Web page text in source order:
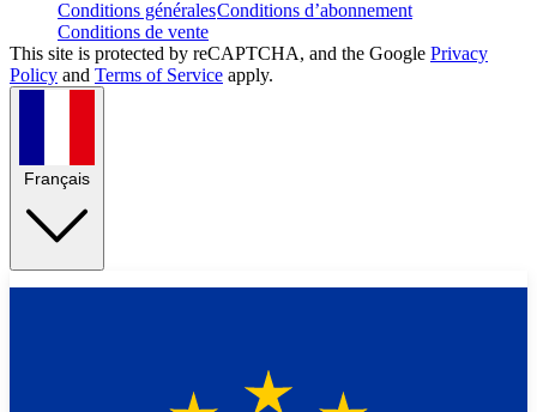
Conditions généralesConditions d’abonnement
Conditions de vente
This site is protected by reCAPTCHA, and the Google Privacy
Policy and Terms of Service apply.
Français